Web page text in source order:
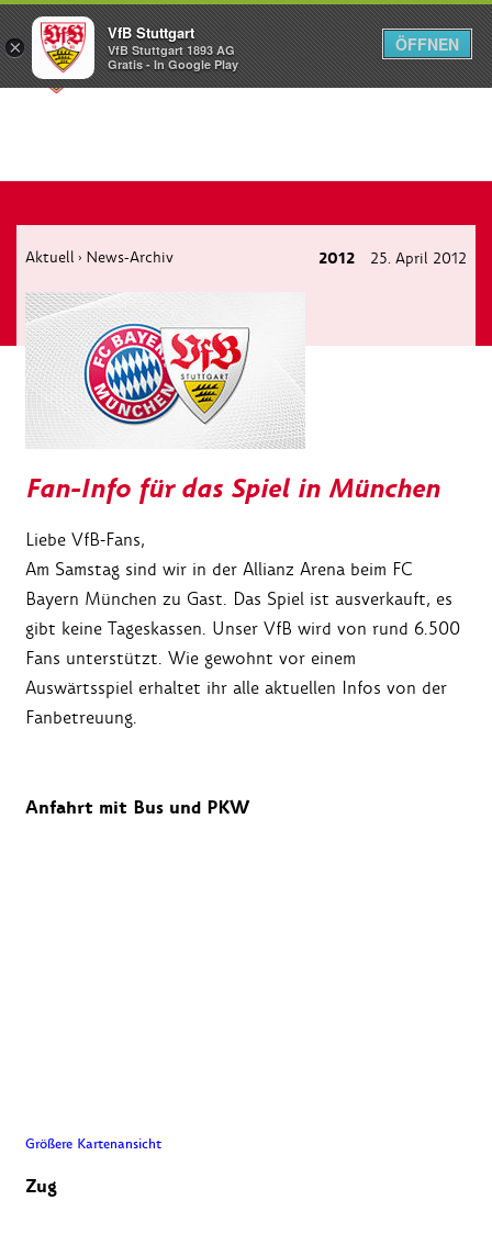
Menü
Aktuell › News-Archiv 2012 25. April 2012
Fan-Info für das Spiel in München
Liebe VfB-Fans,
Am Samstag sind wir in der Allianz Arena beim FC
Bayern München zu Gast. Das Spiel ist ausverkauft, es
gibt keine Tageskassen. Unser VfB wird von rund 6.500
Fans unterstützt. Wie gewohnt vor einem
Auswärtsspiel erhaltet ihr alle aktuellen Infos von der
Fanbetreuung.
Anfahrt mit Bus und PKW
Größere Kartenansicht
Zug
×
VfB Stuttgart
VfB Stuttgart 1893 AG
Gratis - In Google Play
ÖFFNEN